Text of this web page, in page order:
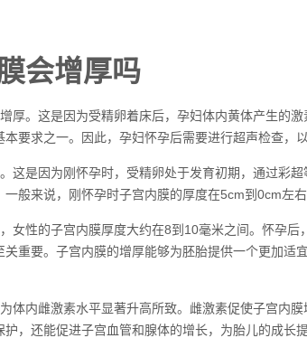
会增厚吗
厚。这是因为受精卵着床后，孕妇体内黄体产生的
要求之一。因此，孕妇怀孕后需要进行超声检查，
这是因为刚怀孕时，受精卵处于发育初期，通过彩
般来说，刚怀孕时子宫内膜的厚度在5cm到0cm左
女性的子宫内膜厚度大约在8到10毫米之间。怀孕
重要。子宫内膜的增厚能够为胚胎提供一个更加适
体内雌激素水平显著升高所致。雌激素促使子宫内
，还能促进子宫血管和腺体的增长，为胎儿的成长